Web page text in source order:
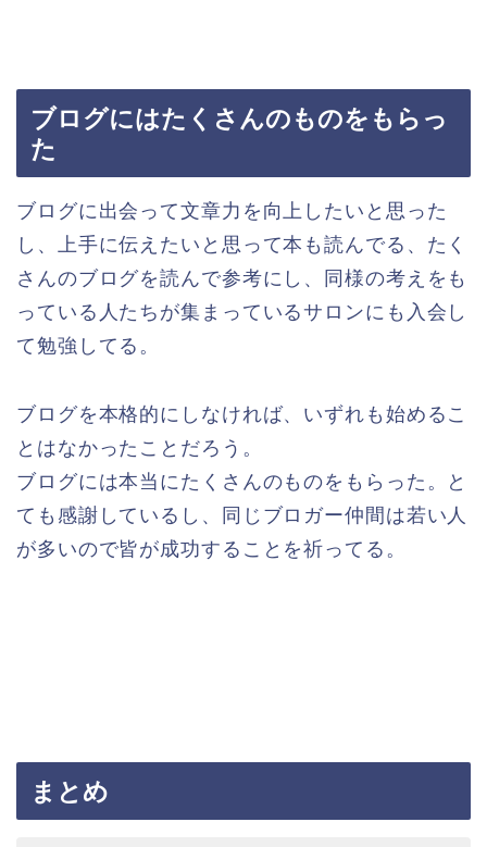
ブログにはたくさんのものをもらっ
た
ブログに出会って文章力を向上したいと思った
し、上手に伝えたいと思って本も読んでる、たく
さんのブログを読んで参考にし、同様の考えをも
っている人たちが集まっているサロンにも入会し
て勉強してる。
ブログを本格的にしなければ、いずれも始めるこ
とはなかったことだろう。
ブログには本当にたくさんのものをもらった。と
ても感謝しているし、同じブロガー仲間は若い人
が多いので皆が成功することを祈ってる。
まとめ